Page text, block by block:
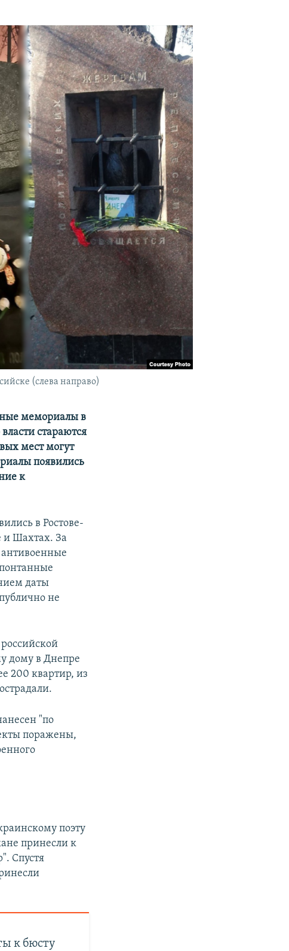
(слева направо)
мемориалы в
стараются
мест могут
появились
к
в Ростове-
и Шахтах. За
даты
не
дому в Днепре
200 квартир, из
"по
поражены,
поэту
принесли к
Спустя
к бюсту